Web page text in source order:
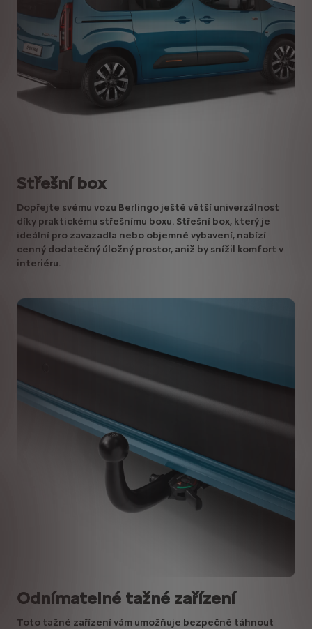
Střešní box
Dopřejte svému vozu Berlingo ještě větší univerzálnost
díky praktickému střešnímu boxu. Střešní box, který je
ideální pro zavazadla nebo objemné vybavení, nabízí
cenný dodatečný úložný prostor, aniž by snížil komfort v
interiéru.
Odnímatelné tažné zařízení
Toto tažné zařízení vám umožňuje bezpečně táhnout